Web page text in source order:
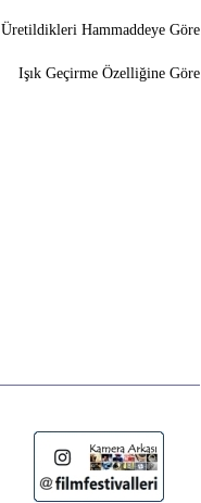
Üretildikleri Hammaddeye Göre
Işık Geçirme Özelliğine Göre